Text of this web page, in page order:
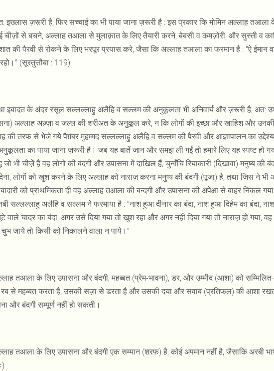
इख्लास ज़रूरी है, फिर सच्चाई का भी पाया जाना ज़रूरी है : इस प्रकार कि मोमिन अल्लाह
चीज़ों से बचने, अल्लाह तआला से मुलाक़ात के लिए तैयारी करने, बेबसी व कमज़ोरी, और सुस्ती व
की पैरवी से रोकने के लिए भरपूर प्रयास करे, जैसा कि अल्लाह तआला का फरमान है : "ऐ
(सूरतुत्तौबा : 119)
इबादत के अंदर रसूल सल्लल्लाहु अलैहि व सल्लम की अनुकूलता भी अनिवार्य और ज़रूरी है, अत:
अल्लाह अज़्ज़ा व जल्ल की शरीअत के अनुकूल करे, न कि लोगों की इच्छा और खाहिश और
की तरफ से भेजे गये पैग़ंबर मुहम्मद सल्लल्लाहु अलैहि व सल्लम की पैरवी और आज्ञापालन का
का पाया जाना ज़रूरी है। जब यह बातें जान और समझ ली गईं तो हमारे लिए यह स्पष्ट हो
जो भी चीज़ें हैं वह लोगों की बंदगी और उपासना में दाखिल हैं, चुनाँचि रियाकारी (दिखावा) मनुष्य की
लोगों को खुश करने के लिए अल्लाह को नाराज़ करना मनुष्य की बंदगी (पूजा) है, तथा जिस ने भी
को प्राथमिकता दी वह अल्लाह तआला की बन्दगी और उपासना की अपेक्षा से बाहर निकल
सल्लल्लाहु अलैहि व सल्लम ने फरमाया है : "नाश हुआ दीनार का बंदा, नाश हुआ दिर्हम का बंदा,
वाले चादर का बंदा, अगर उसे दिया गया तो खुश रहा और अगर नहीं दिया गया तो नाराज़ हो
चुभ जाये तो किसी को निकालने वाला न पाये।"
तआला के लिए उपासना और बंदगी, महब्बत (प्रेम-भावना), डर, और उम्मीद (आशा) को सम्मिलित
से महब्बत करता है, उसकी सज़ा से डरता है और उसकी दया और सवाब (प्रतिफल) की आशा
और बंदगी सम्पूर्ण नहीं हो सकती।
तआला के लिए उपासना और बंदगी एक सम्मान (शरफ) है, कोई अपमान नहीं है, जैसाकि अरबी